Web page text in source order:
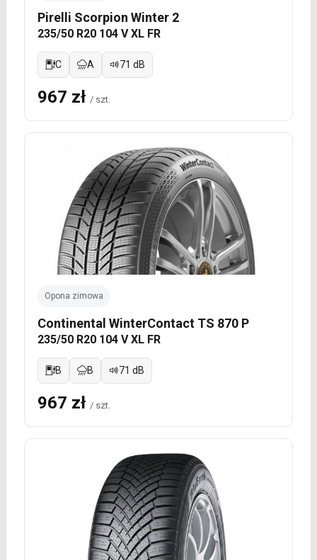
Pirelli Scorpion Winter 2
235/50 R20 104 V XL FR
C A 71 dB
967 zł / szt.
Opona zimowa
Continental WinterContact TS 870 P
235/50 R20 104 V XL FR
B B 71 dB
967 zł / szt.